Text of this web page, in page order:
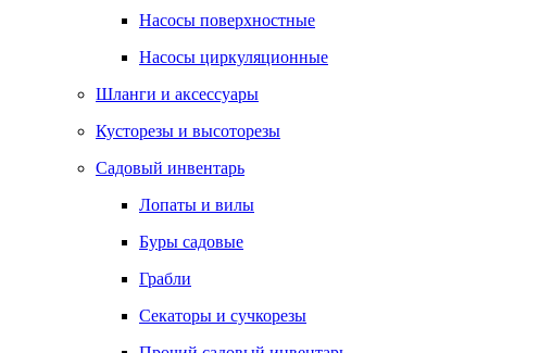
Насосы поверхностные
Насосы циркуляционные
Шланги и аксессуары
Кусторезы и высоторезы
Садовый инвентарь
Лопаты и вилы
Буры садовые
Грабли
Секаторы и сучкорезы